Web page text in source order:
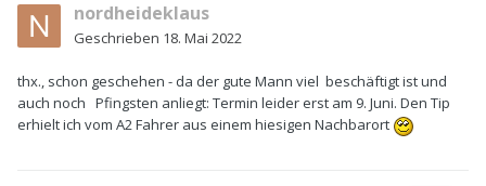
nordheideklaus
Geschrieben 18. Mai 2022
thx., schon geschehen - da der gute Mann viel beschäftigt ist und
auch noch Pfingsten anliegt: Termin leider erst am 9. Juni. Den Tip
erhielt ich vom A2 Fahrer aus einem hiesigen Nachbarort